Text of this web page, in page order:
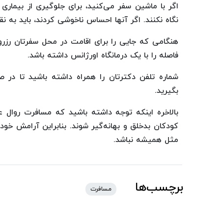
اگر با ماشین سفر می‌کنید، برای جلوگیری از
نگاه نکنند. اگر آنها احساس ناخوشی کردند، باید
هنگامی که جایی را برای اقامت در محل سفرتان
فاصله را با یک درمانگاه اورژانس داشته باشد.
شماره تلفن دکترتان را همراه داشته باشید تا
بگیرید.
بالاخره اینکه توجه داشته باشید که مسافرت
کودکان بدخلق و بهانه‌گیر شوند. بنابراین آرامش
مثل همیشه نباشد.
برچسب‌ها مسافرت